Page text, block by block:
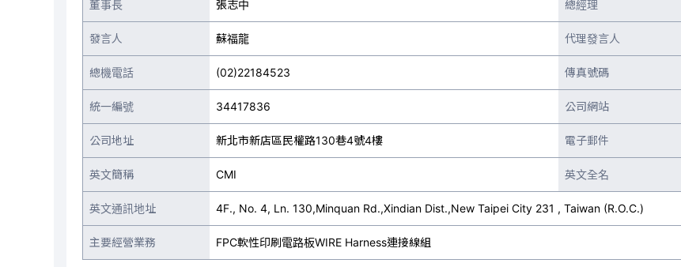
董事長 張志中 總經理
發言人 蘇福龍 代理發言人
總機電話 (02)22184523 傳真號碼
統一編號 34417836 公司網站
公司地址 新北市新店區民權路130巷4號4樓 電子郵件
英文簡稱 CMI 英文全名
英文通訊地址 4F., No. 4, Ln. 130,Minquan Rd.,Xindian Dist.,New Taipei City 231 , Taiwan (R.O.C.)
主要經營業務 FPC軟性印刷電路板WIRE Harness連接線組